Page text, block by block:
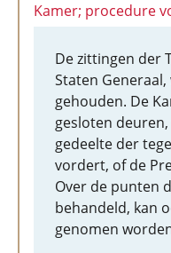
Kamer; procedure
De zittingen der
Staten
gehouden. De
gesloten
gedeelte der
vordert, of de
Over de punten
behandeld, kan
genomen